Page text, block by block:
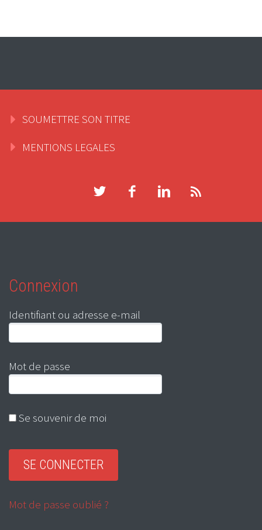
SOUMETTRE SON TITRE
MENTIONS LEGALES
Connexion
Identifiant ou adresse e-mail
Mot de passe
Se souvenir de moi
Mot de passe oublié ?